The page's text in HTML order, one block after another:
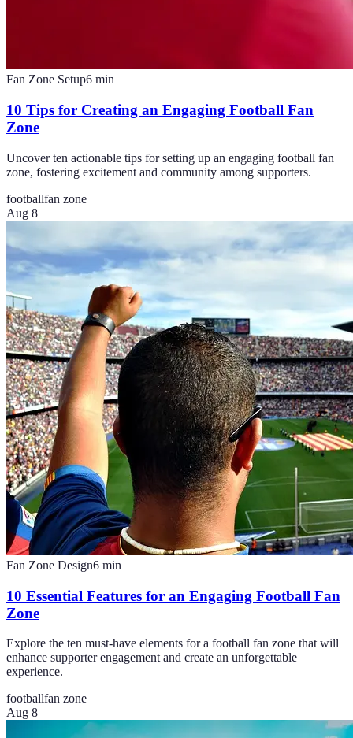
Fan Zone Setup6 min
10 Tips for Creating an Engaging Football Fan
Zone
Uncover ten actionable tips for setting up an engaging football fan
zone, fostering excitement and community among supporters.
footballfan zone
Aug 8
Fan Zone Design6 min
10 Essential Features for an Engaging Football Fan
Zone
Explore the ten must-have elements for a football fan zone that will
enhance supporter engagement and create an unforgettable
experience.
footballfan zone
Aug 8